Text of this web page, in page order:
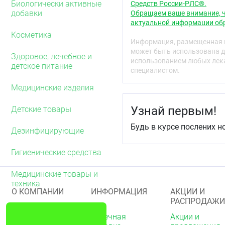
Биологически активные
добавки
Косметика
Здоровое, лечебное и
детское питание
Медицинские изделия
Детские товары
Дезинфицирующие
Гигиенические средства
Медицинские товары и
техника
макроэлемент в полной
эффективно
комбинацией
позволяет уменьшить
Витамин В6 – один из
снижению
напряжение, участвует
настроение,
психоэмоциональных
Витамин В12 оказывает
активность, память и
защитные функции
Область
дополнительного
Рекомендации по
Средств России-РЛС®.
Обращаем ваше внимание,
актуальной информации
Информация, размещенная
может быть использована
использованием любых
специалистом.
Узнай первым!
Будь в курсе послених
О КОМПАНИИ ИНФОРМАЦИЯ
Аптечная
АКЦИИ И
РАСПРОДАЖИ
Акции и